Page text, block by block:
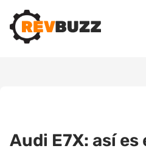
Audi E7X: así es